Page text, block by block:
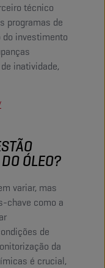
técnico
programas de
investimento
inatividade,
ÓLEO?
variar, mas
chave como a
de
da
é crucial,